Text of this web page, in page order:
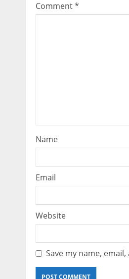
Comment*
Name
Email
Website
Save my name,